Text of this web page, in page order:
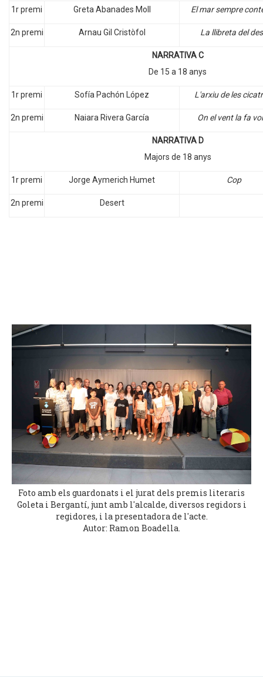
1r premi Greta Abanades Moll El mar sempre
2n premi Arnau Gil Cristòfol La llibreta del
NARRATIVA C
De 15 a 18 anys
1r premi Sofía Pachón López L'arxiu de les
2n premi Naiara Rivera García On el vent la fa
NARRATIVA D
Majors de 18 anys
1r premi Jorge Aymerich Humet Cop
2n premi Desert
Foto amb els guardonats i el jurat dels premis literaris
Goleta i Bergantí, junt amb l'alcalde, diversos regidors i
regidores, i la presentadora de l'acte.
Autor: Ramon Boadella.